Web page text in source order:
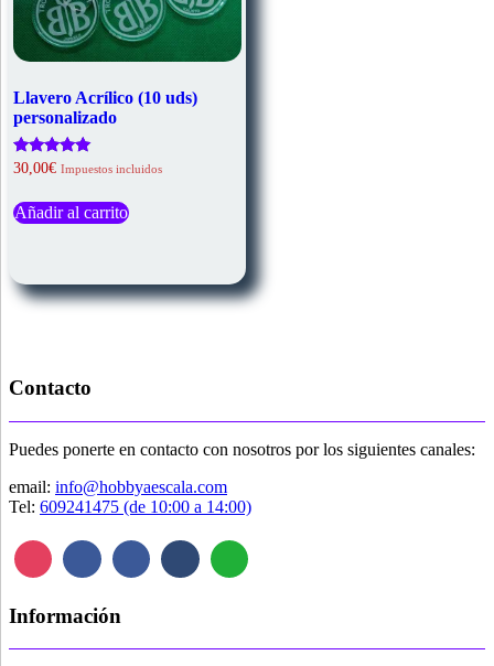
Llavero Acrílico (10 uds)
personalizado
Valorado
con
de 5
30,00€ Impuestos incluidos
Añadir al carrito
Contacto
Puedes ponerte en contacto con nosotros por los siguientes canales:
email: info@hobbyaescala.com
Tel: 609241475 (de 10:00 a 14:00)
Información